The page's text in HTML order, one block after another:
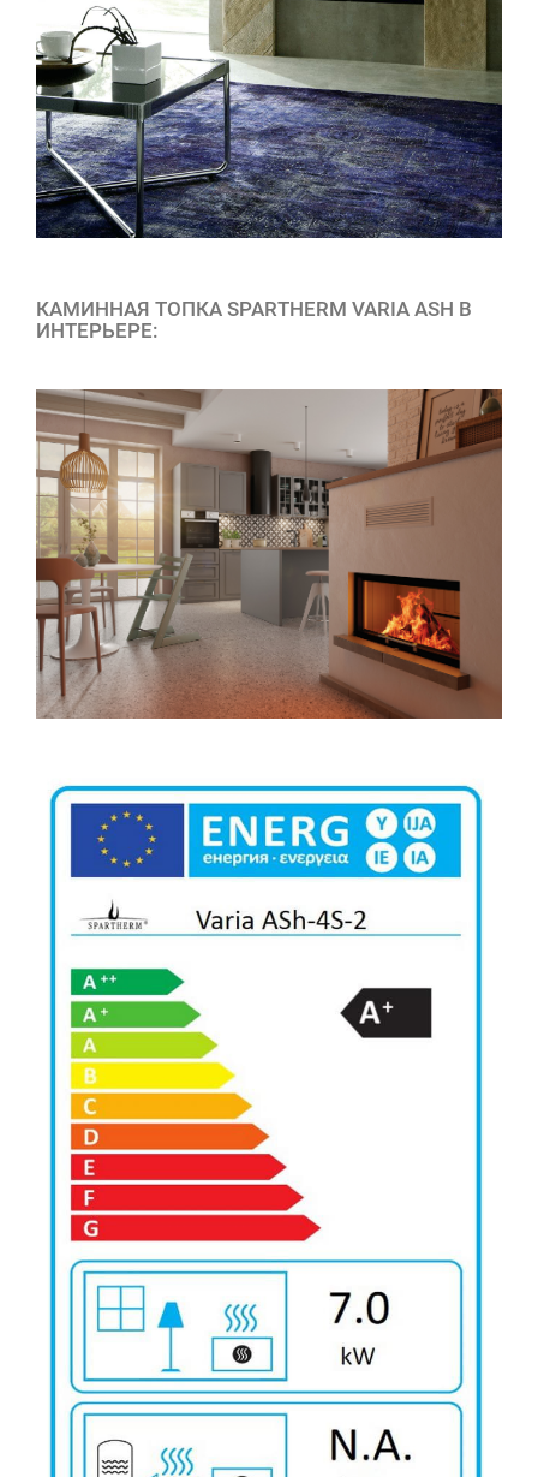
КАМИННАЯ ТОПКА SPARTHERM VARIA ASH В
ИНТЕРЬЕРЕ: